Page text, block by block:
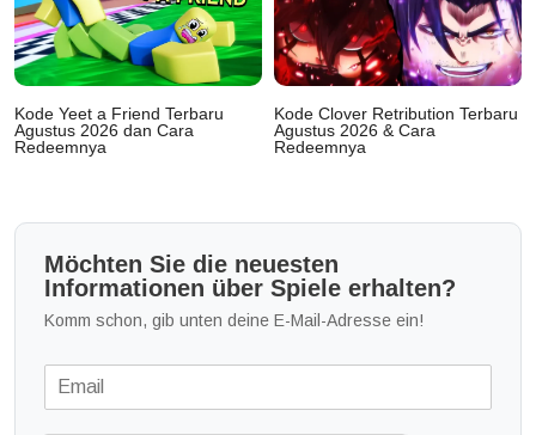
Kode Yeet a Friend Terbaru
Agustus 2026 dan Cara
Redeemnya
Kode Clover Retribution Terbaru
Agustus 2026 & Cara
Redeemnya
Möchten Sie die neuesten
Informationen über Spiele erhalten?
Komm schon, gib unten deine E-Mail-Adresse ein!